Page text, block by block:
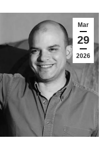
Mar
29
2026